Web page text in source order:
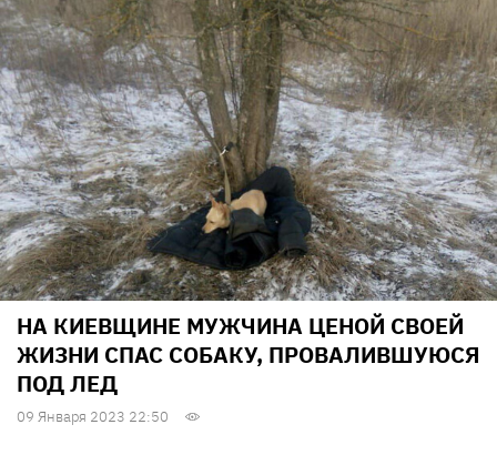
НА КИЕВЩИНЕ МУЖЧИНА ЦЕНОЙ СВОЕЙ
ЖИЗНИ СПАС СОБАКУ, ПРОВАЛИВШУЮСЯ
ПОД ЛЕД
09 Января 2023 22:50